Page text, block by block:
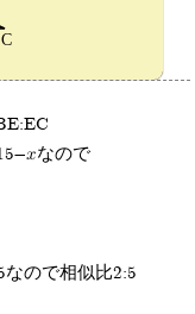
xなので
ので相似比2:5